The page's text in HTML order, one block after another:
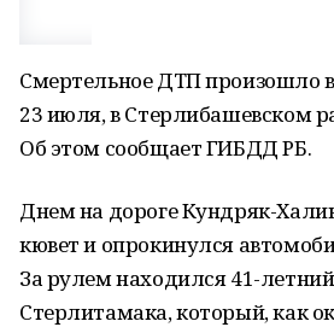
Смертельное ДТП произошло
23 июля, в Стерлибашевском
Об этом сообщает ГИБДД РБ.
Днем на дороге Кундряк-
кювет и опрокинулся
За рулем находился 41-
Стерлитамака, который, как